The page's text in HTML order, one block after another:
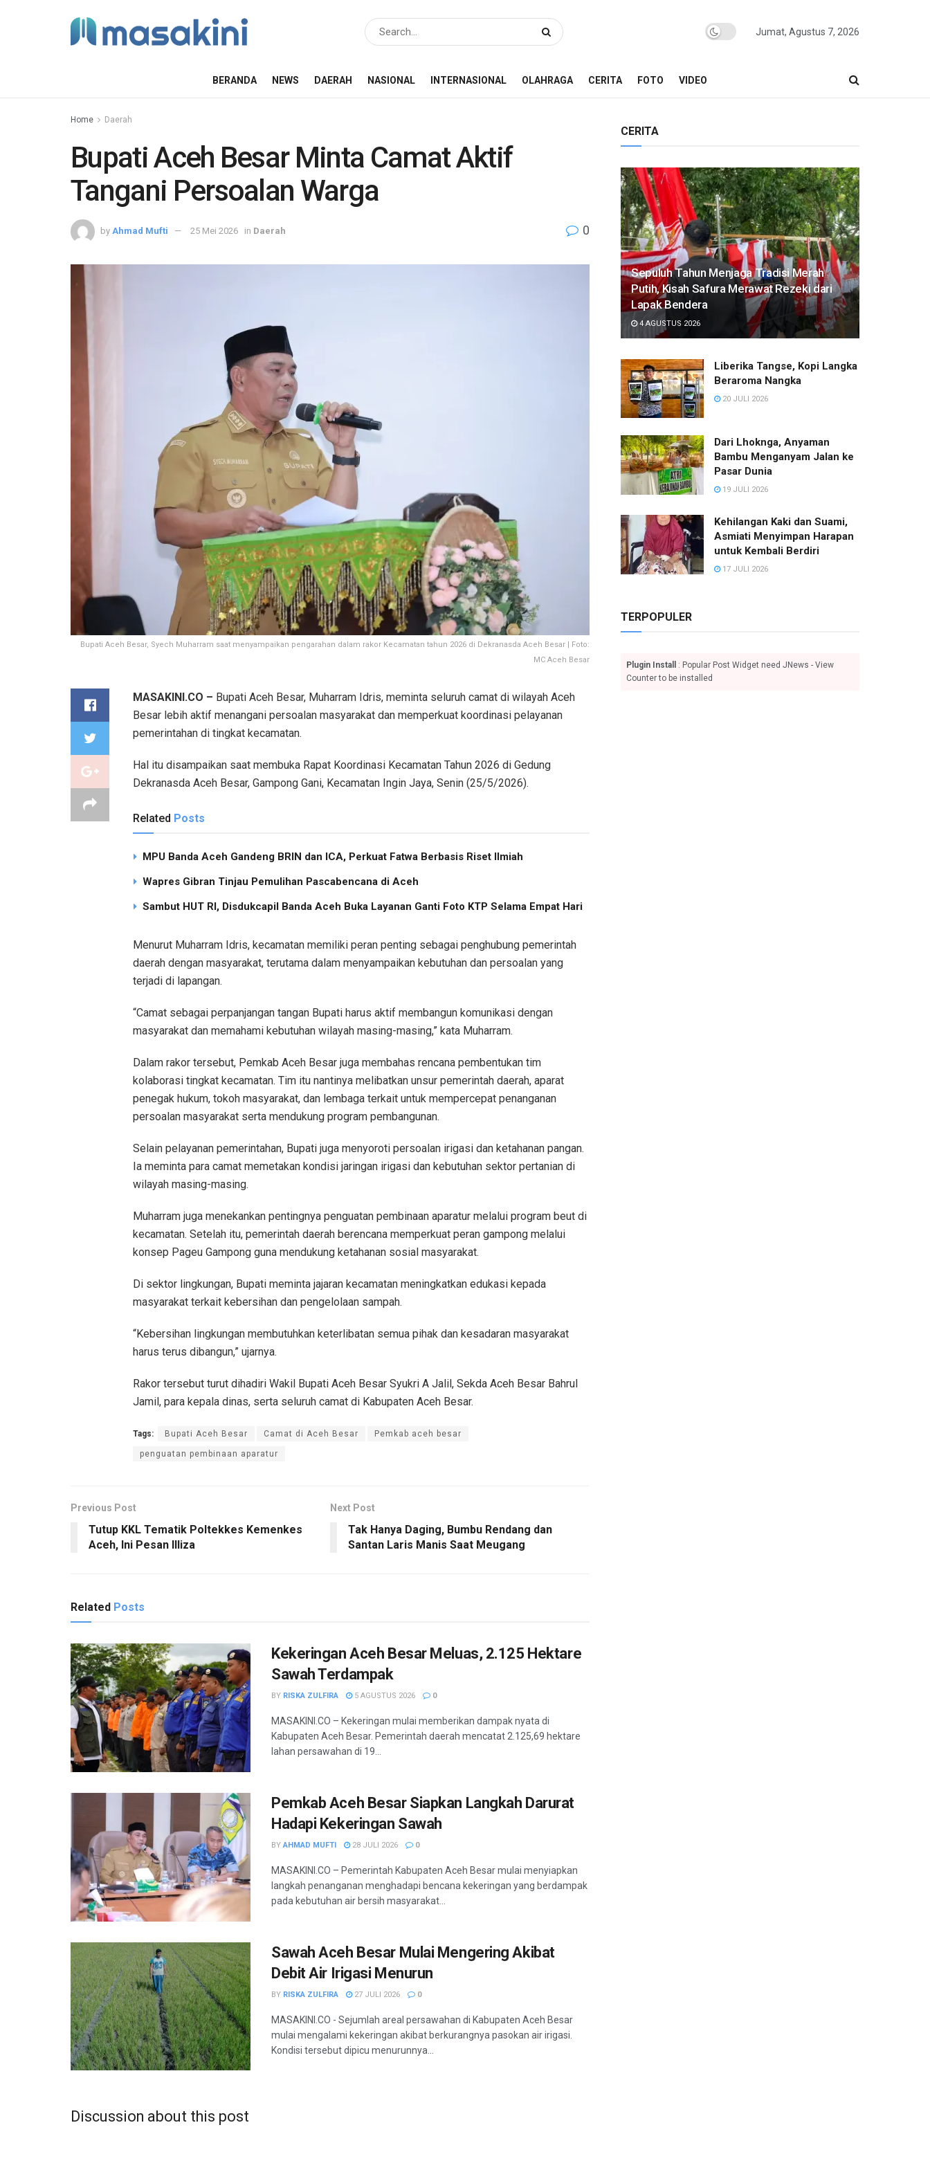
Jumat, Agustus 7, 2026
BERANDA NEWS DAERAH NASIONAL INTERNASIONAL OLAHRAGA CERITA FOTO VIDEO
Home Daerah
Bupati Aceh Besar Minta Camat Aktif
Tangani Persoalan Warga
by Ahmad Mufti 25 Mei 2026 in Daerah 0
Bupati Aceh Besar, Syech Muharram saat menyampaikan pengarahan dalam rakor Kecamatan tahun 2026 di Dekranasda Aceh Besar | Foto:
MC Aceh Besar
MASAKINI.CO – Bupati Aceh Besar, Muharram Idris, meminta seluruh camat di wilayah Aceh
Besar lebih aktif menangani persoalan masyarakat dan memperkuat koordinasi pelayanan
pemerintahan di tingkat kecamatan.
Hal itu disampaikan saat membuka Rapat Koordinasi Kecamatan Tahun 2026 di Gedung
Dekranasda Aceh Besar, Gampong Gani, Kecamatan Ingin Jaya, Senin (25/5/2026).
Related Posts
MPU Banda Aceh Gandeng BRIN dan ICA, Perkuat Fatwa Berbasis Riset Ilmiah
Wapres Gibran Tinjau Pemulihan Pascabencana di Aceh
Sambut HUT RI, Disdukcapil Banda Aceh Buka Layanan Ganti Foto KTP Selama Empat Hari
Menurut Muharram Idris, kecamatan memiliki peran penting sebagai penghubung pemerintah
daerah dengan masyarakat, terutama dalam menyampaikan kebutuhan dan persoalan yang
terjadi di lapangan.
“Camat sebagai perpanjangan tangan Bupati harus aktif membangun komunikasi dengan
masyarakat dan memahami kebutuhan wilayah masing-masing,” kata Muharram.
Dalam rakor tersebut, Pemkab Aceh Besar juga membahas rencana pembentukan tim
kolaborasi tingkat kecamatan. Tim itu nantinya melibatkan unsur pemerintah daerah, aparat
penegak hukum, tokoh masyarakat, dan lembaga terkait untuk mempercepat penanganan
persoalan masyarakat serta mendukung program pembangunan.
Selain pelayanan pemerintahan, Bupati juga menyoroti persoalan irigasi dan ketahanan pangan.
Ia meminta para camat memetakan kondisi jaringan irigasi dan kebutuhan sektor pertanian di
wilayah masing-masing.
Muharram juga menekankan pentingnya penguatan pembinaan aparatur melalui program beut di
kecamatan. Setelah itu, pemerintah daerah berencana memperkuat peran gampong melalui
konsep Pageu Gampong guna mendukung ketahanan sosial masyarakat.
Di sektor lingkungan, Bupati meminta jajaran kecamatan meningkatkan edukasi kepada
masyarakat terkait kebersihan dan pengelolaan sampah.
“Kebersihan lingkungan membutuhkan keterlibatan semua pihak dan kesadaran masyarakat
harus terus dibangun,” ujarnya.
Rakor tersebut turut dihadiri Wakil Bupati Aceh Besar Syukri A Jalil, Sekda Aceh Besar Bahrul
Jamil, para kepala dinas, serta seluruh camat di Kabupaten Aceh Besar.
Tags: Bupati Aceh Besar Camat di Aceh Besar Pemkab aceh besar
penguatan pembinaan aparatur
Previous Post
Tutup KKL Tematik Poltekkes Kemenkes
Aceh, Ini Pesan Illiza
Next Post
Tak Hanya Daging, Bumbu Rendang dan
Santan Laris Manis Saat Meugang
Related Posts
Kekeringan Aceh Besar Meluas, 2.125 Hektare
Sawah Terdampak
BY RISKA ZULFIRA 5 AGUSTUS 2026 0
MASAKINI.CO – Kekeringan mulai memberikan dampak nyata di
Kabupaten Aceh Besar. Pemerintah daerah mencatat 2.125,69 hektare
lahan persawahan di 19...
Pemkab Aceh Besar Siapkan Langkah Darurat
Hadapi Kekeringan Sawah
BY AHMAD MUFTI 28 JULI 2026 0
MASAKINI.CO – Pemerintah Kabupaten Aceh Besar mulai menyiapkan
langkah penanganan menghadapi bencana kekeringan yang berdampak
pada kebutuhan air bersih masyarakat...
Sawah Aceh Besar Mulai Mengering Akibat
Debit Air Irigasi Menurun
BY RISKA ZULFIRA 27 JULI 2026 0
MASAKINI.CO - Sejumlah areal persawahan di Kabupaten Aceh Besar
mulai mengalami kekeringan akibat berkurangnya pasokan air irigasi.
Kondisi tersebut dipicu menurunnya...
Discussion about this post
CERITA
Sepuluh Tahun Menjaga Tradisi Merah
Putih, Kisah Safura Merawat Rezeki dari
Lapak Bendera
4 AGUSTUS 2026
Liberika Tangse, Kopi Langka
Beraroma Nangka
20 JULI 2026
Dari Lhoknga, Anyaman
Bambu Menganyam Jalan ke
Pasar Dunia
19 JULI 2026
Kehilangan Kaki dan Suami,
Asmiati Menyimpan Harapan
untuk Kembali Berdiri
17 JULI 2026
TERPOPULER
Plugin Install
: Popular Post Widget need JNews - View
Counter to be installed